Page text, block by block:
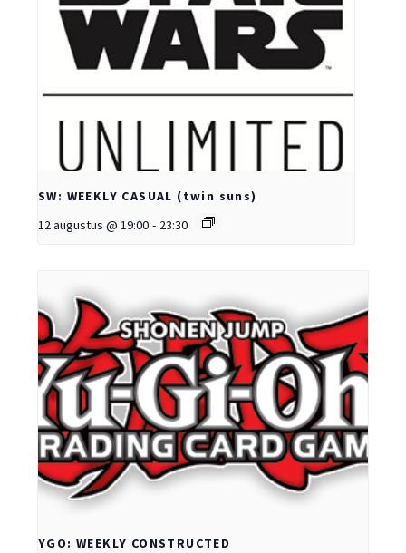
SW: WEEKLY CASUAL (twin suns)
12 augustus @ 19:00 - 23:30
YGO: WEEKLY CONSTRUCTED